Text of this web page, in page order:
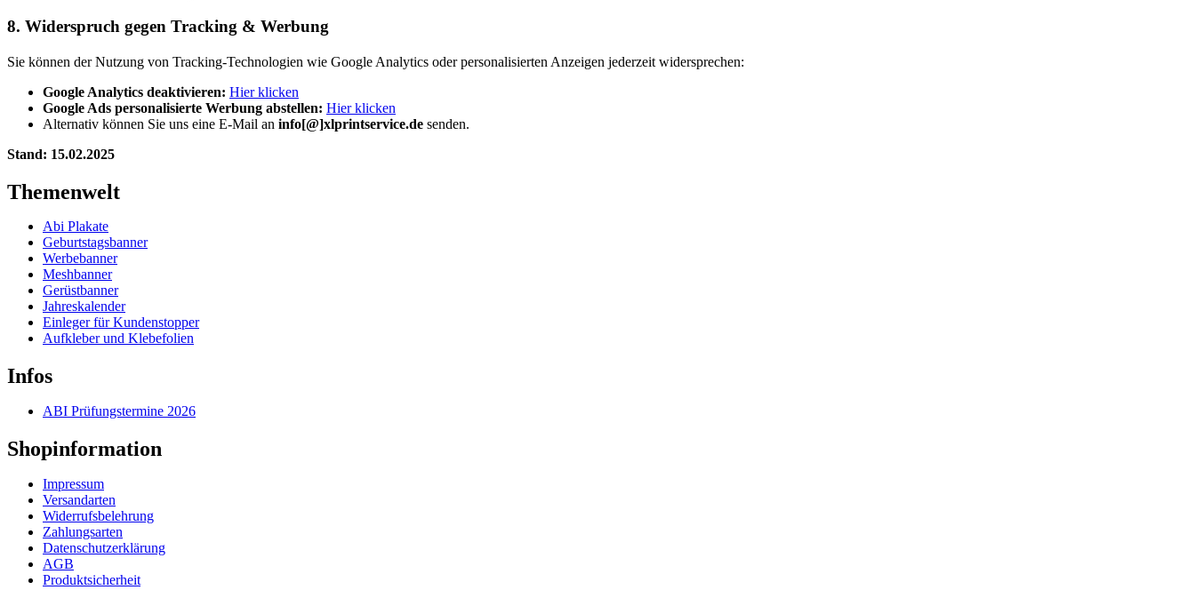
8. Widerspruch gegen Tracking & Werbung
Sie können der Nutzung von Tracking-Technologien wie Google Analytics oder personalisierten Anzeigen jederzeit widersprechen:
Google Analytics deaktivieren: Hier klicken
Google Ads personalisierte Werbung abstellen: Hier klicken
Alternativ können Sie uns eine E-Mail an info[@]xlprintservice.de senden.
Stand: 15.02.2025
Themenwelt
Abi Plakate
Geburtstagsbanner
Werbebanner
Meshbanner
Gerüstbanner
Jahreskalender
Einleger für Kundenstopper
Aufkleber und Klebefolien
Infos
ABI Prüfungstermine 2026
Shopinformation
Impressum
Versandarten
Widerrufsbelehrung
Zahlungsarten
Datenschutzerklärung
AGB
Produktsicherheit